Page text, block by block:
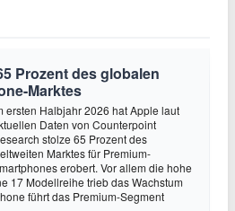
Prozent des globalen
Marktes
ersten Halbjahr 2026 hat Apple laut
Daten von Counterpoint
stolze 65 Prozent des
Marktes für Premium-
erobert. Vor allem die hohe
17 Modellreihe trieb das Wachstum
führt das Premium-Segment